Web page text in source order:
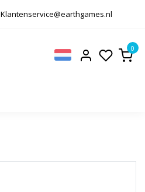
Klantenservice@earthgames.nl
0